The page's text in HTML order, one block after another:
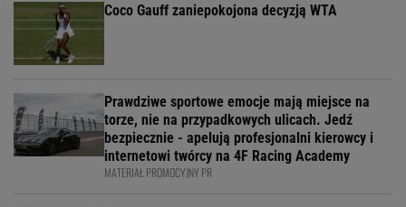
Coco Gauff zaniepokojona decyzją WTA
Prawdziwe sportowe emocje mają miejsce na
torze, nie na przypadkowych ulicach. Jedź
bezpiecznie - apelują profesjonalni kierowcy i
internetowi twórcy na 4F Racing Academy
MATERIAŁ PROMOCYJNY PR